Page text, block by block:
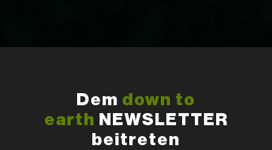
Dem down to
earth NEWSLETTER
beitreten